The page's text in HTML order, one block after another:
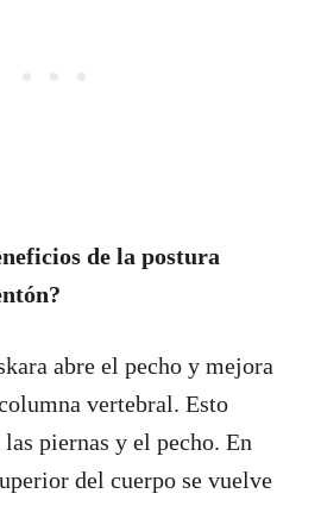
de la postura
abre el pecho y mejora
vertebral. Esto
piernas y el pecho. En
del cuerpo se vuelve